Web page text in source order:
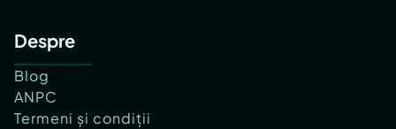
Despre
Blog
ANPC
Termeni și condiții